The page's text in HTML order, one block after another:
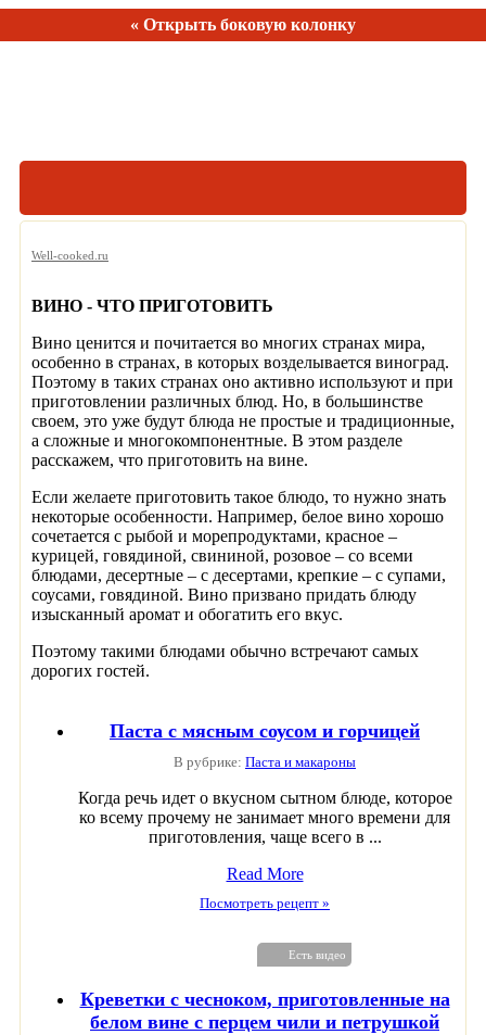
« Открыть боковую колонку
Рецептов:150
Well-cooked.ru
ВИНО - ЧТО ПРИГОТОВИТЬ
Вино ценится и почитается во многих странах мира,
особенно в странах, в которых возделывается виноград.
Поэтому в таких странах оно активно используют и при
приготовлении различных блюд. Но, в большинстве
своем, это уже будут блюда не простые и традиционные,
а сложные и многокомпонентные. В этом разделе
расскажем, что приготовить на вине.
Если желаете приготовить такое блюдо, то нужно знать
некоторые особенности. Например, белое вино хорошо
сочетается с рыбой и морепродуктами, красное –
курицей, говядиной, свининой, розовое – со всеми
блюдами, десертные – с десертами, крепкие – с супами,
соусами, говядиной. Вино призвано придать блюду
изысканный аромат и обогатить его вкус.
Поэтому такими блюдами обычно встречают самых
дорогих гостей.
Паста с мясным соусом и горчицей
В рубрике: Паста и макароны
Когда речь идет о вкусном сытном блюде, которое
ко всему прочему не занимает много времени для
приготовления, чаще всего в ...
Read More
Посмотреть рецепт »
Есть видео
Креветки с чесноком, приготовленные на
белом вине с перцем чили и петрушкой